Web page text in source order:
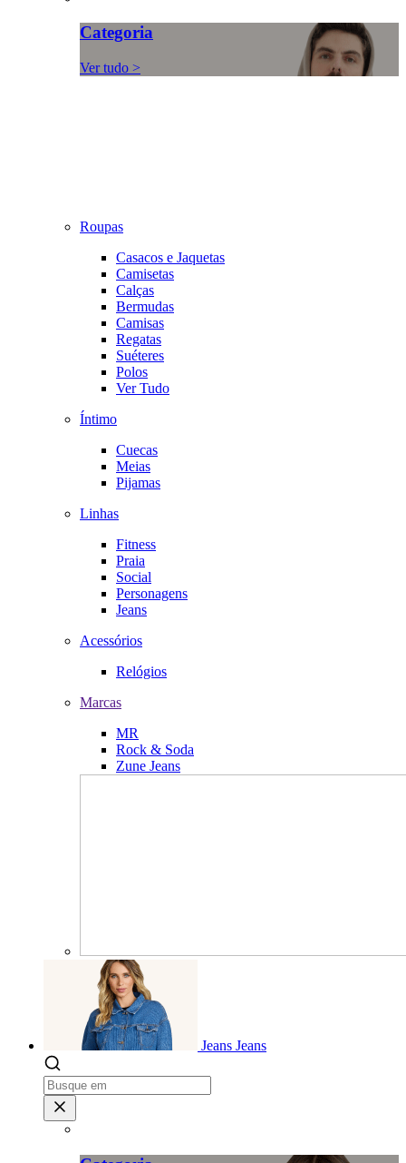
Categoria
Ver tudo >
Roupas
Casacos e Jaquetas
Camisetas
Calças
Bermudas
Camisas
Regatas
Suéteres
Polos
Ver Tudo
Íntimo
Cuecas
Meias
Pijamas
Linhas
Fitness
Praia
Social
Personagens
Jeans
Acessórios
Relógios
Marcas
MR
Rock & Soda
Zune Jeans
Jeans Jeans